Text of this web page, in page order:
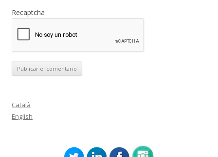
Recaptcha
Català
English